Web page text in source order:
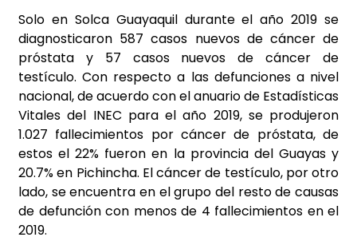
Solo en Solca Guayaquil durante el año 2019 se
diagnosticaron 587 casos nuevos de cáncer de
próstata y 57 casos nuevos de cáncer de
testículo. Con respecto a las defunciones a nivel
nacional, de acuerdo con el anuario de Estadísticas
Vitales del INEC para el año 2019, se produjeron
1.027 fallecimientos por cáncer de próstata, de
estos el 22% fueron en la provincia del Guayas y
20.7% en Pichincha. El cáncer de testículo, por otro
lado, se encuentra en el grupo del resto de causas
de defunción con menos de 4 fallecimientos en el
2019.